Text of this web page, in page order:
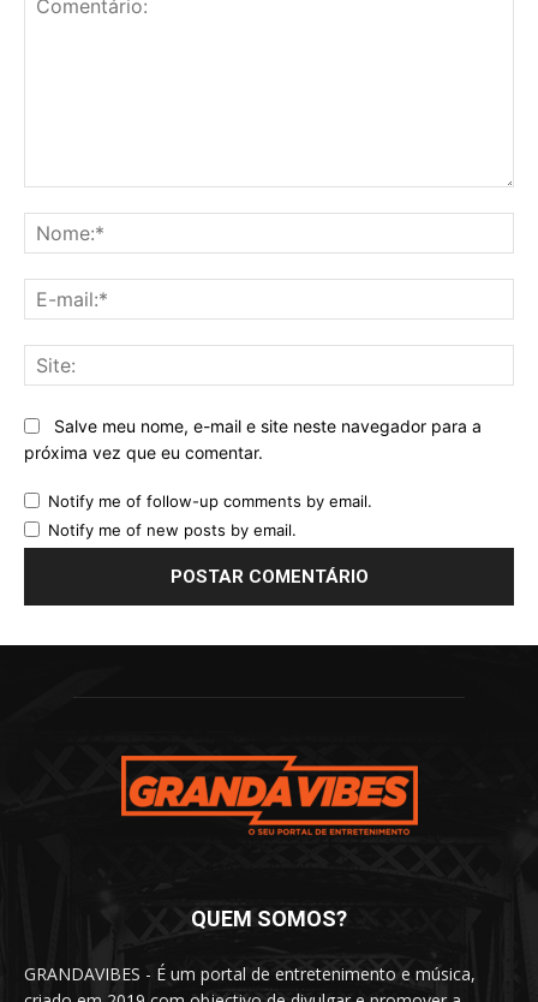
Salve meu nome, e-mail e site neste navegador para a
próxima vez que eu comentar.
Notify me of follow-up comments by email.
Notify me of new posts by email.
QUEM SOMOS?
GRANDAVIBES - É um portal de entretenimento e música,